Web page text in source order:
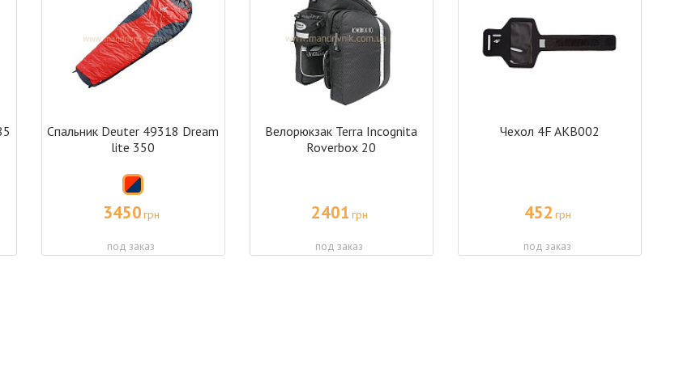
Спальник Deuter 49318 Dream
lite 350
3450грн
под заказ
Велорюкзак Terra Incognita
Roverbox 20
2401 грн
под заказ
Чехол 4F AKB002
452 грн
под заказ